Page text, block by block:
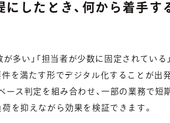
したとき、何から着手す
が多い」「担当者が少数に固定されてい
件を満たす形でデジタル化することが出
ース判定を組み合わせ、一部の業務で短
荷を抑えながら効果を検証できます。